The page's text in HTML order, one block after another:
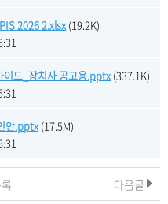
2026 2.xlsx (19.2K)
이드_장치사 공고용.pptx (337.1K)
안.pptx (17.5M)
다음글